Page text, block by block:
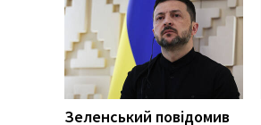
Зеленський повідомив